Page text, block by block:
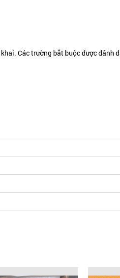
Các trường bắt buộc được đánh